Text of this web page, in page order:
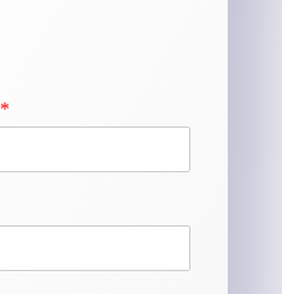
*